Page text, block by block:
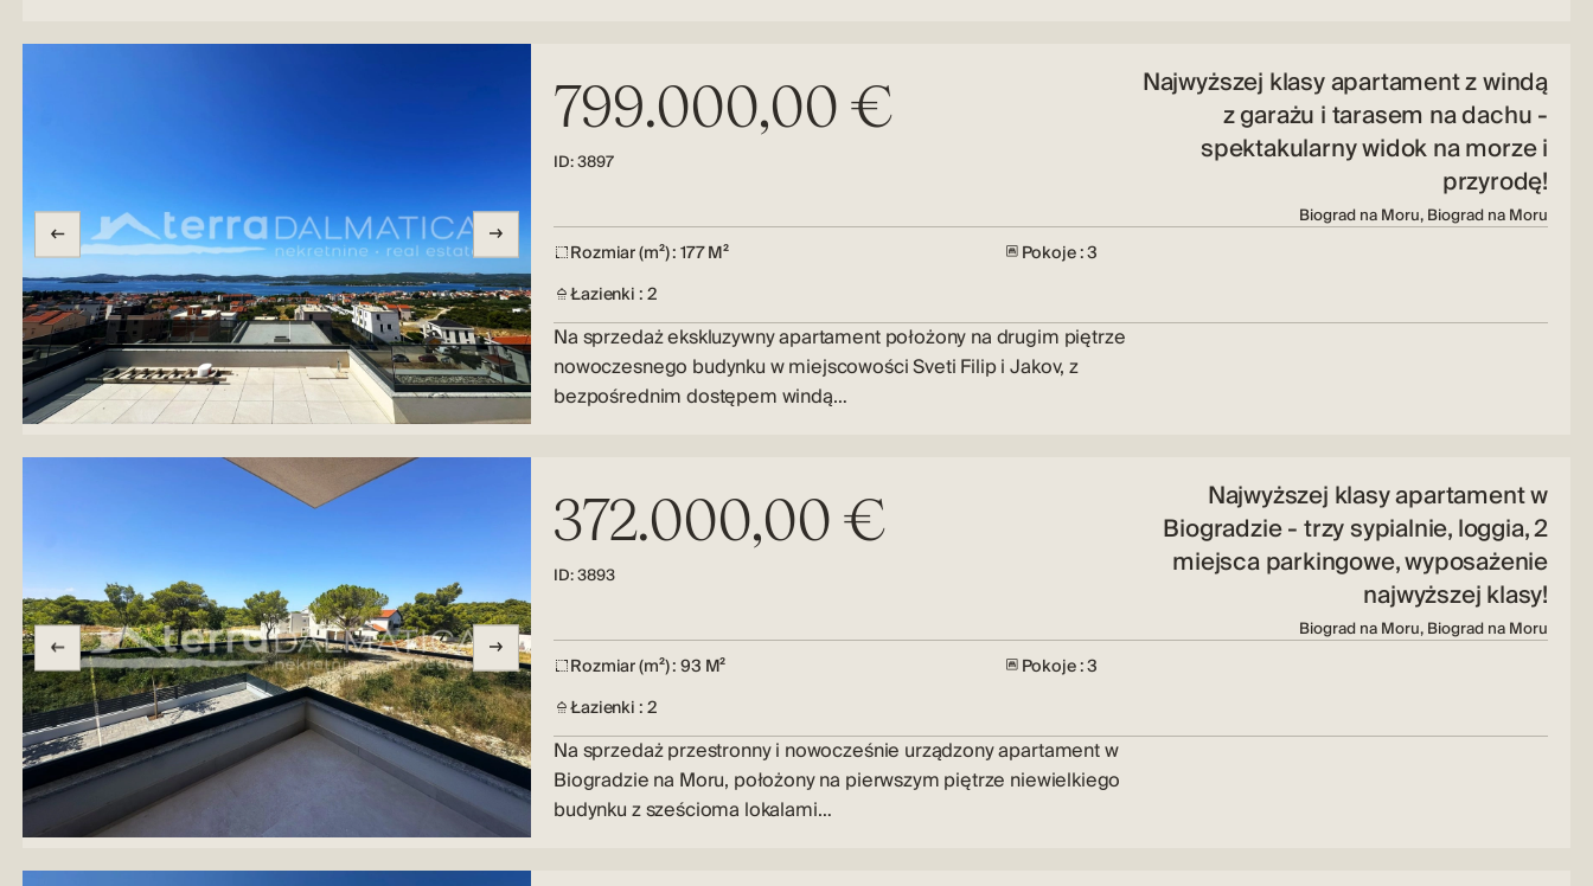
799.000,00 €
ID: 3897
Najwyższej klasy apartament z windą
z garażu i tarasem na dachu -
spektakularny widok na morze i
przyrodę!
Biograd na Moru, Biograd na Moru
Rozmiar (m²) : 177 M²
Pokoje : 3
Łazienki : 2
Na sprzedaż ekskluzywny apartament położony na drugim piętrze
nowoczesnego budynku w miejscowości Sveti Filip i Jakov, z
bezpośrednim dostępem windą…
372.000,00 €
ID: 3893
Najwyższej klasy apartament w
Biogradzie - trzy sypialnie, loggia, 2
miejsca parkingowe, wyposażenie
najwyższej klasy!
Biograd na Moru, Biograd na Moru
Rozmiar (m²) : 93 M²
Pokoje : 3
Łazienki : 2
Na sprzedaż przestronny i nowocześnie urządzony apartament w
Biogradzie na Moru, położony na pierwszym piętrze niewielkiego
budynku z sześcioma lokalami…